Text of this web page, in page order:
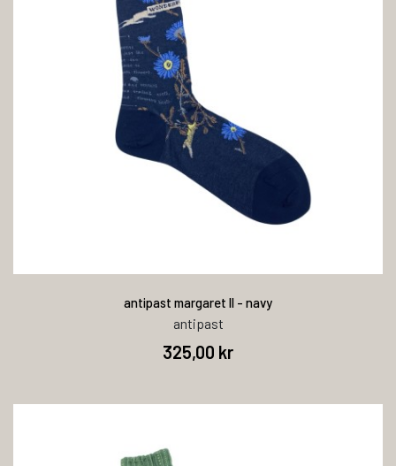
antipast margaret ll - navy
antipast
325,00 kr